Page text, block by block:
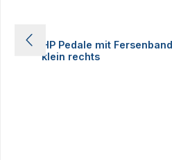
HP Pedale mit
klein rechts